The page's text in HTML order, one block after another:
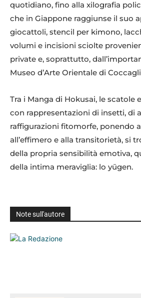
quotidiano, fino alla xilografia
che in Giappone raggiunse il suo
giocattoli, stencil per kimono,
volumi e incisioni sciolte
private e, soprattutto,
Museo d’Arte Orientale di
Tra i Manga di Hokusai, le scatole
con rappresentazioni di insetti, di
raffigurazioni fitomorfe, ponendo
all’effimero e alla transitorietà, si
della propria sensibilità emotiva,
della intima meraviglia: lo yūgen.
Note sull'autore